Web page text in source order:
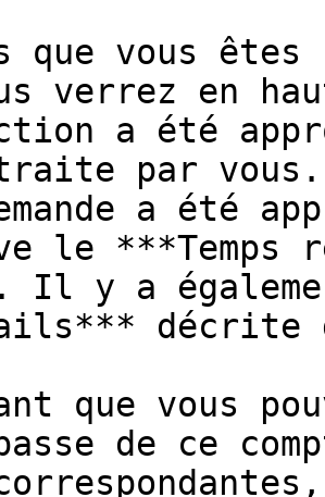
que vous
verrez en
a été
par vous.
a été
le ***Temps
Il y a
décrite
que vous
de ce